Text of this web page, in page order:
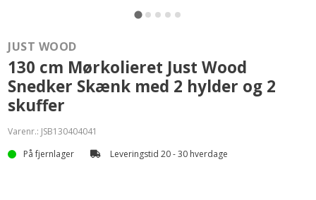
JUST WOOD
130 cm Mørkolieret Just Wood
Snedker Skænk med 2 hylder og 2
skuffer
Varenr.: JSB130404041
På fjernlager
Leveringstid 20 - 30 hverdage